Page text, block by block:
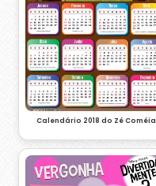
Calendário 2018 do Zé Coméia